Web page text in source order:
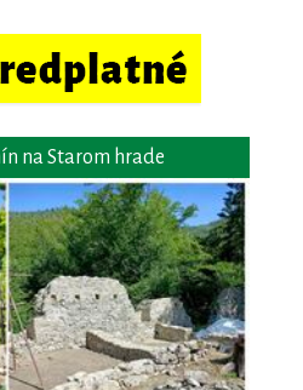
na Starom hrade